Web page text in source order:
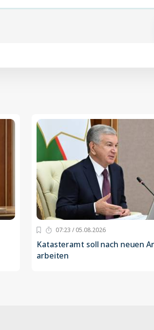
07:23 / 05.08.2026
Katasteramt soll nach neuen
arbeiten